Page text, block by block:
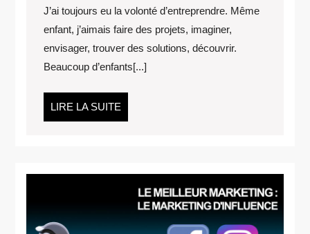
UN
ÉTAT
D’ESPRIT
J’ai toujours eu la volonté d’entreprendre. Même
enfant, j’aimais faire des projets, imaginer,
envisager, trouver des solutions, découvrir.
Beaucoup d’enfants[...]
LIRE LA SUITE
LA